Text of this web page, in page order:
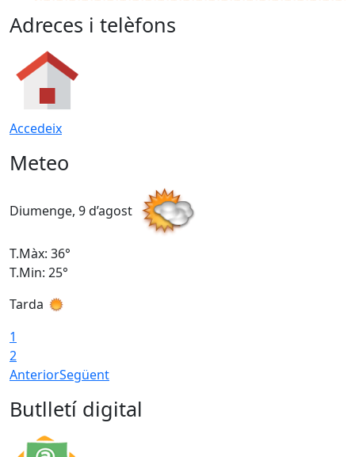
Adreces i telèfons
Accedeix
Meteo
Diumenge, 9 d’agost
T.Màx: 36°
T.Min: 25°
Tarda
1
2
AnteriorSegüent
Butlletí digital